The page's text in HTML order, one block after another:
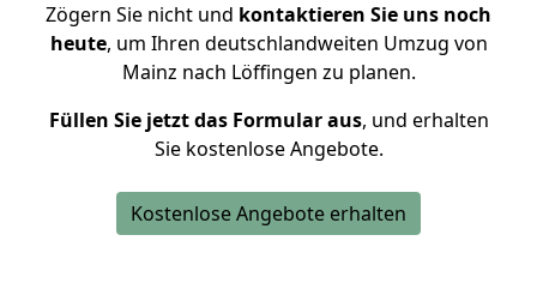
Zögern Sie nicht und kontaktieren Sie uns noch
heute, um Ihren deutschlandweiten Umzug von
Mainz nach Löffingen zu planen.
Füllen Sie jetzt das Formular aus, und erhalten
Sie kostenlose Angebote.
Kostenlose Angebote erhalten